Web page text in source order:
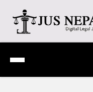
content
Jus Nepal |
Digital Legal